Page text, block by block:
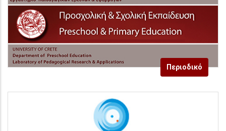
Περιοδικό